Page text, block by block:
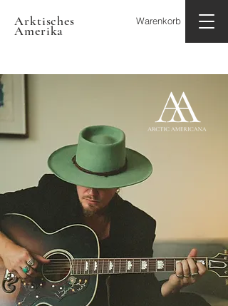
Arktisches
Amerika
Warenkorb